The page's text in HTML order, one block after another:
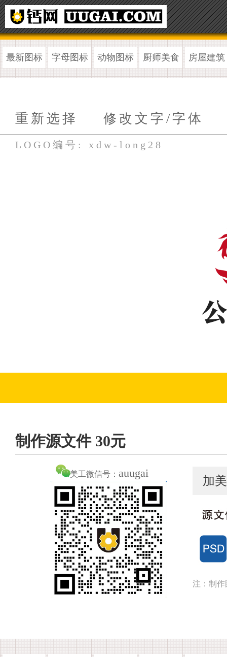
最新图标 字母图标 动物图标 厨师美食 房屋建筑
重新选择 修改文字/字体
LOGO编号: xdw-long28
制作源文件 30元
美工微信号： auugai
加
注：制作